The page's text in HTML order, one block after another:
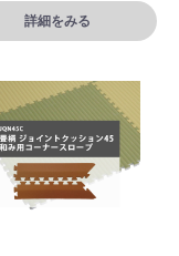
詳細をみる